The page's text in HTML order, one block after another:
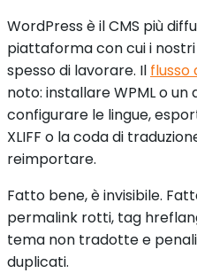
WordPress è il CMS più
piattaforma con cui i
spesso di lavorare. Il flusso
noto: installare WPML o
configurare le lingue,
XLIFF o la coda di
reimportare.
Fatto bene, è invisibile.
permalink rotti, tag
tema non tradotte e
duplicati.